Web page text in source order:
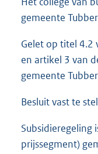
gemeente
Gelet op titel 4.2
en artikel 3 van
gemeente
Besluit vast te
Subsidieregeling
prijssegment)